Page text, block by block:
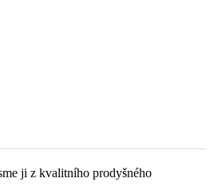
ji z kvalitního prodyšného